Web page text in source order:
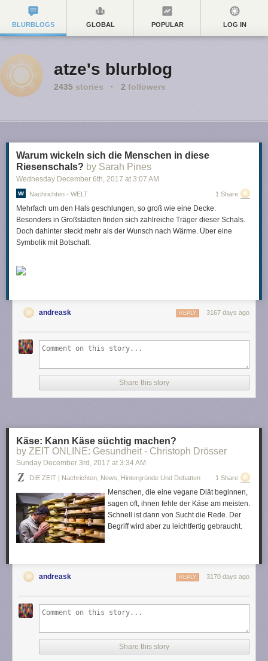
BLURBLOGS GLOBAL POPULAR LOG IN
atze's blurblog
2435 stories · 2 followers
Warum wickeln sich die Menschen in diese
Riesenschals? by Sarah Pines
Wednesday December 6th, 2017 at 3:07 AM
Nachrichten - WELT 1 Share
Mehrfach um den Hals geschlungen, so groß wie eine Decke.
Besonders in Großstädten finden sich zahlreiche Träger dieser Schals.
Doch dahinter steckt mehr als der Wunsch nach Wärme. Über eine
Symbolik mit Botschaft.
andreask 3167 days ago
REPLY
Share this story
Käse: Kann Käse süchtig machen?
by ZEIT ONLINE: Gesundheit - Christoph Drösser
Sunday December 3rd , 2017 at 3:34 AM
DIE ZEIT | Nachrichten, News, Hintergründe Und Debatten 1 Share
Menschen, die eine vegane Diät beginnen,
sagen oft, ihnen fehle der Käse am meisten.
Schnell ist dann von Sucht die Rede. Der
Begriff wird aber zu leichtfertig gebraucht.
andreask 3170 days ago
REPLY
Share this story